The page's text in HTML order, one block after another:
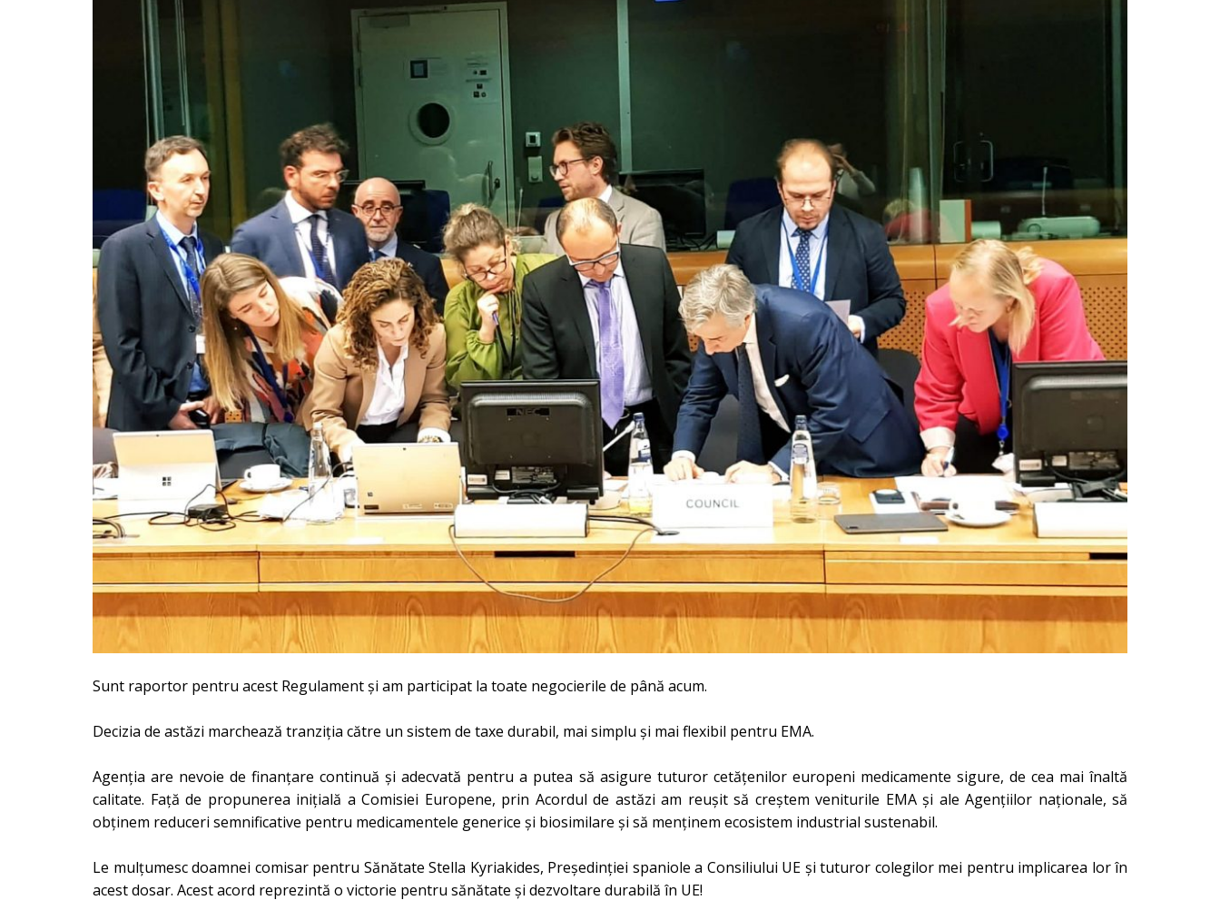
Sunt raportor pentru acest Regulament și am participat la toate negocierile de până acum.
Decizia de astăzi marchează tranziția către un sistem de taxe durabil, mai simplu și mai flexibil pentru EMA.
Agenția are nevoie de finanțare continuă și adecvată pentru a putea să asigure tuturor cetățenilor europeni medicamente sigure, de cea mai înaltă
calitate. Față de propunerea inițială a Comisiei Europene, prin Acordul de astăzi am reușit să creștem veniturile EMA și ale Agențiilor naționale, să
obținem reduceri semnificative pentru medicamentele generice și biosimilare și să menținem ecosistem industrial sustenabil.
Le mulțumesc doamnei comisar pentru Sănătate Stella Kyriakides, Președinției spaniole a Consiliului UE și tuturor colegilor mei pentru implicarea lor în
acest dosar. Acest acord reprezintă o victorie pentru sănătate și dezvoltare durabilă în UE!